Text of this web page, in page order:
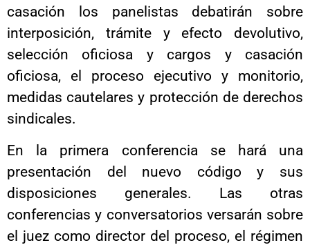
casación los panelistas debatirán sobre
interposición, trámite y efecto devolutivo,
selección oficiosa y cargos y casación
oficiosa, el proceso ejecutivo y monitorio,
medidas cautelares y protección de derechos
sindicales.
En la primera conferencia se hará una
presentación del nuevo código y sus
disposiciones generales. Las otras
conferencias y conversatorios versarán sobre
el juez como director del proceso, el régimen